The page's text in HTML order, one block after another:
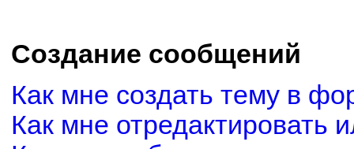
Создание сообщений
Как мне создать тему в
Как мне отредактировать